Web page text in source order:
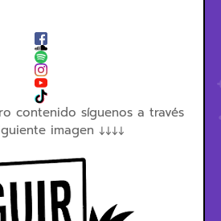
contenido síguenos a través
imagen ↓↓↓↓